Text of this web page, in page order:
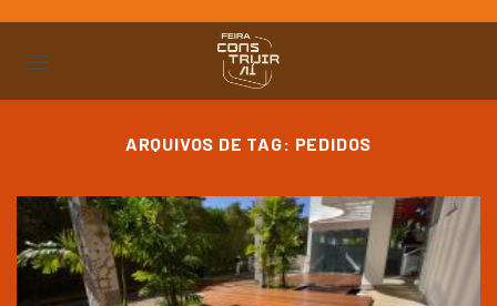
para
ARQUIVOS DE TAG: PEDIDOS